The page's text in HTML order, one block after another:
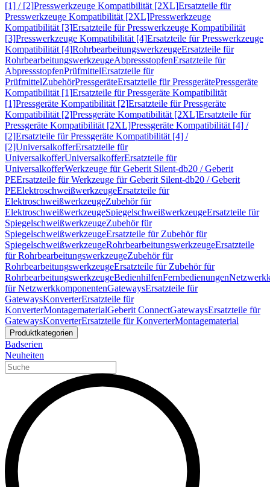
[1] / [2]Presswerkzeuge Kompatibilität [2XL]Ersatzteile für
Presswerkzeuge Kompatibilität [2XL]Presswerkzeuge
Kompatibilität [3]Ersatzteile für Presswerkzeuge Kompatibilität
[3]Presswerkzeuge Kompatibilität [4]Ersatzteile für Presswerkzeuge
Kompatibilität [4]RohrbearbeitungswerkzeugeErsatzteile für
RohrbearbeitungswerkzeugeAbpressstopfenErsatzteile für
AbpressstopfenPrüfmittelErsatzteile für
PrüfmittelZubehörPressgeräteErsatzteile für PressgerätePressgeräte
Kompatibilität [1]Ersatzteile für Pressgeräte Kompatibilität
[1]Pressgeräte Kompatibilität [2]Ersatzteile für Pressgeräte
Kompatibilität [2]Pressgeräte Kompatibilität [2XL]Ersatzteile für
Pressgeräte Kompatibilität [2XL]Pressgeräte Kompatibilität [4] /
[2]Ersatzteile für Pressgeräte Kompatibilität [4] /
[2]UniversalkofferErsatzteile für
UniversalkofferUniversalkofferErsatzteile für
UniversalkofferWerkzeuge für Geberit Silent-db20 / Geberit
PEErsatzteile für Werkzeuge für Geberit Silent-db20 / Geberit
PEElektroschweißwerkzeugeErsatzteile für
ElektroschweißwerkzeugeZubehör für
ElektroschweißwerkzeugeSpiegelschweißwerkzeugeErsatzteile für
SpiegelschweißwerkzeugeZubehör für
SpiegelschweißwerkzeugeErsatzteile für Zubehör für
SpiegelschweißwerkzeugeRohrbearbeitungswerkzeugeErsatzteile
für RohrbearbeitungswerkzeugeZubehör für
RohrbearbeitungswerkzeugeErsatzteile für Zubehör für
RohrbearbeitungswerkzeugeBedienhilfenFernbedienungen
für NetzwerkkomponentenGatewaysErsatzteile für
GatewaysKonverterErsatzteile für
KonverterMontagematerialGeberit ConnectGatewaysErsatzteile für
GatewaysKonverterErsatzteile für KonverterMontagematerial
Produktkategorien
Badserien
Neuheiten